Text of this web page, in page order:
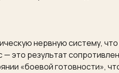
нервную систему,
это результат
«боевой готовности»,